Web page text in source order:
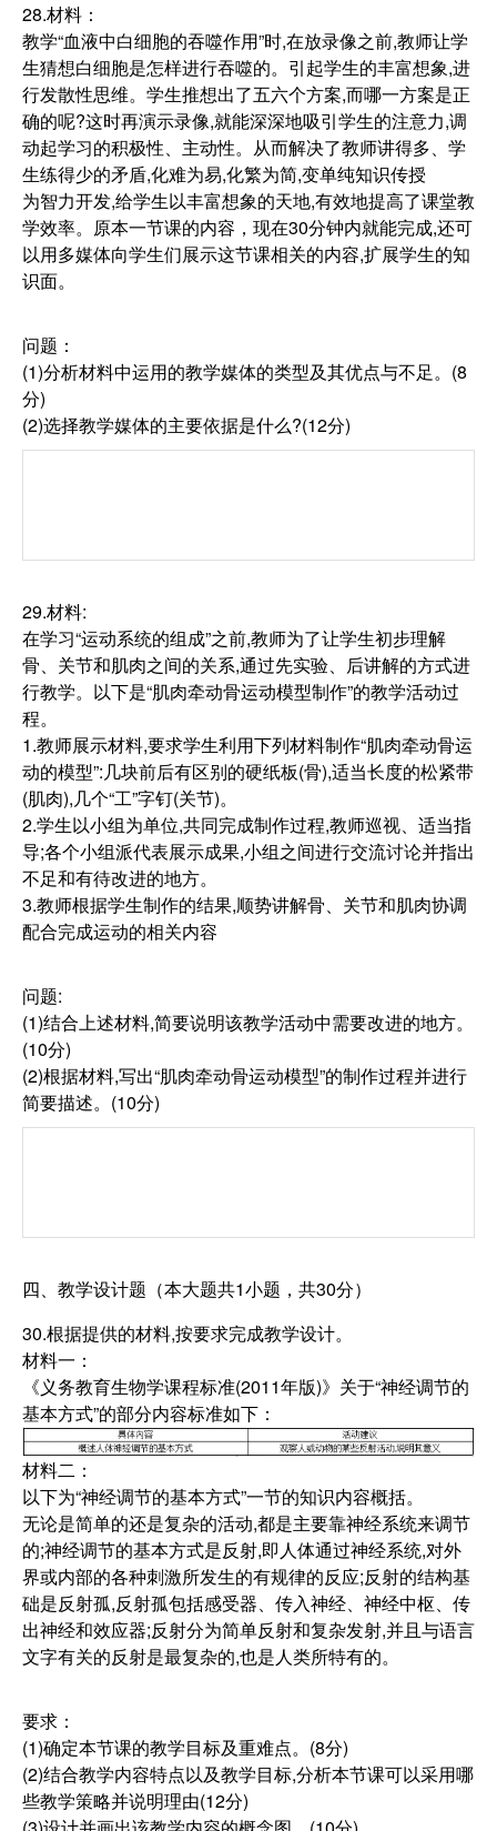
28.材料：
教学“血液中白细胞的吞噬作用”时,在放录像之前,教师让学
生猜想白细胞是怎样进行吞噬的。引起学生的丰富想象,进
行发散性思维。学生推想出了五六个方案,而哪一方案是正
确的呢?这时再演示录像,就能深深地吸引学生的注意力,调
动起学习的积极性、主动性。从而解决了教师讲得多、学
生练得少的矛盾,化难为易,化繁为简,变单纯知识传授
为智力开发,给学生以丰富想象的天地,有效地提高了课堂教
学效率。原本一节课的内容，现在30分钟内就能完成,还可
以用多媒体向学生们展示这节课相关的内容,扩展学生的知
识面。
问题：
(1)分析材料中运用的教学媒体的类型及其优点与不足。(8
分)
(2)选择教学媒体的主要依据是什么?(12分)
29.材料:
在学习“运动系统的组成”之前,教师为了让学生初步理解
骨、关节和肌肉之间的关系,通过先实验、后讲解的方式进
行教学。以下是“肌肉牵动骨运动模型制作”的教学活动过
程。
1.教师展示材料,要求学生利用下列材料制作“肌肉牵动骨运
动的模型”:几块前后有区别的硬纸板(骨),适当长度的松紧带
(肌肉),几个“工”字钉(关节)。
2.学生以小组为单位,共同完成制作过程,教师巡视、适当指
导;各个小组派代表展示成果,小组之间进行交流讨论并指出
不足和有待改进的地方。
3.教师根据学生制作的结果,顺势讲解骨、关节和肌肉协调
配合完成运动的相关内容
问题:
(1)结合上述材料,简要说明该教学活动中需要改进的地方。
(10分)
(2)根据材料,写出“肌肉牵动骨运动模型”的制作过程并进行
简要描述。(10分)
四、教学设计题（本大题共1小题，共30分）
30.根据提供的材料,按要求完成教学设计。
材料一：
《义务教育生物学课程标准(2011年版)》关于“神经调节的
基本方式”的部分内容标准如下：
材料二：
以下为“神经调节的基本方式”一节的知识内容概括。
无论是简单的还是复杂的活动,都是主要靠神经系统来调节
的;神经调节的基本方式是反射,即人体通过神经系统,对外
界或内部的各种刺激所发生的有规律的反应;反射的结构基
础是反射孤,反射孤包括感受器、传入神经、神经中枢、传
出神经和效应器;反射分为简单反射和复杂发射,并且与语言
文字有关的反射是最复杂的,也是人类所特有的。
要求：
(1)确定本节课的教学目标及重难点。(8分)
(2)结合教学内容特点以及教学目标,分析本节课可以采用哪
些教学策略并说明理由(12分)